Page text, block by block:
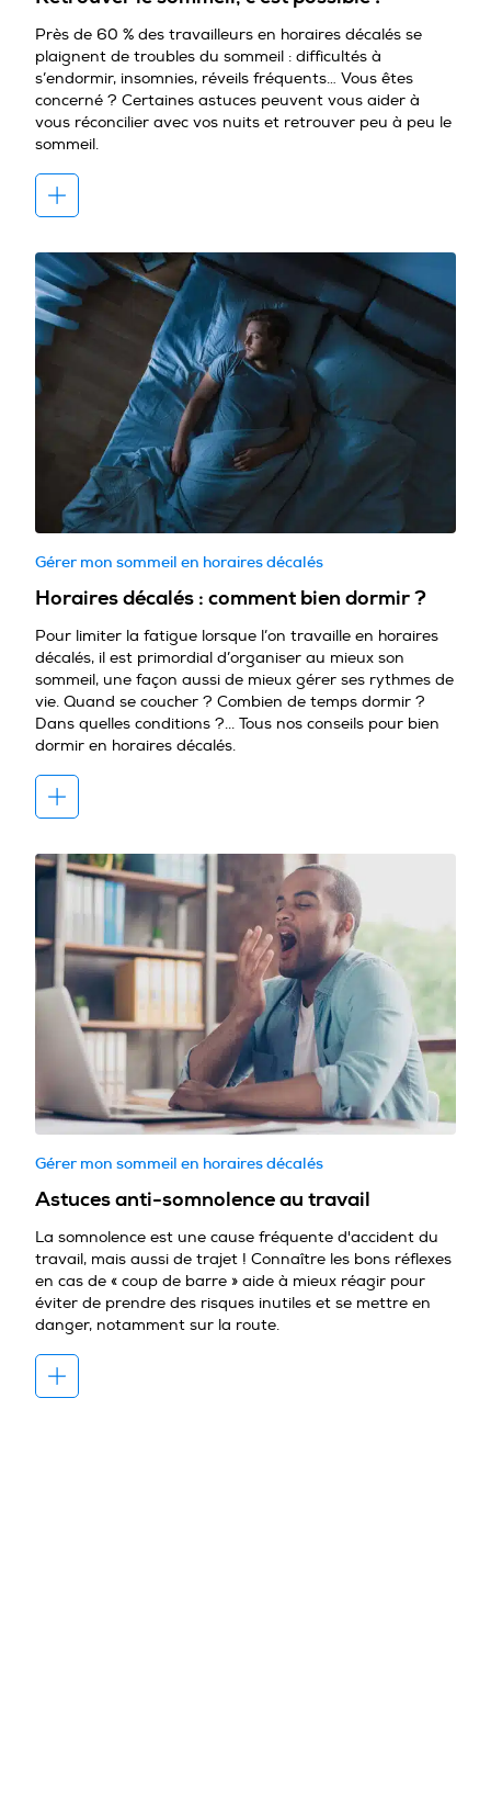
Près de 60 % des travailleurs en horaires décalés se
plaignent de troubles du sommeil : difficultés à
s’endormir, insomnies, réveils fréquents… Vous êtes
concerné ? Certaines astuces peuvent vous aider à
vous réconcilier avec vos nuits et retrouver peu à peu le
sommeil.
Gérer mon sommeil en horaires décalés
Horaires décalés : comment bien dormir ?
Pour limiter la fatigue lorsque l’on travaille en horaires
décalés, il est primordial d’organiser au mieux son
sommeil, une façon aussi de mieux gérer ses rythmes de
vie. Quand se coucher ? Combien de temps dormir ?
Dans quelles conditions ?... Tous nos conseils pour bien
dormir en horaires décalés.
Gérer mon sommeil en horaires décalés
Astuces anti-somnolence au travail
La somnolence est une cause fréquente d'accident du
travail, mais aussi de trajet ! Connaître les bons réflexes
en cas de « coup de barre » aide à mieux réagir pour
éviter de prendre des risques inutiles et se mettre en
danger, notamment sur la route.